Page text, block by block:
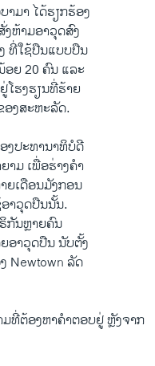
ມາ ​ໄດ້​ຮຽກຮ້ອງ​
ຫ້າມ​ອາວຸດ​ສົງ
ທີ່​ໃຊ້​ປືນ​ແບບ​ປືນ
ຍ 20 ຄົນ ​ແລະ
ຮງຮຽນ​ທີ່​ຮ້າຍ​
ງສະຫະລັດ.
ງ​ປະທາ​ນາ​ທິບໍດີ
າມ ​ເພື່ອ​ຮ່າງ​ຄໍາ
ຍ​ເດືອນ​ມັງກອນ​
າວຸດ​ປືນ​ນັ້ນ.
ກັນຫຼາຍຄົນ
ອາວຸດ​ປືນ ນັບ​ຕັ້ງ
Newtown ລັດ
ມ​ທີ່​ຕ້ອງ​ຫາ​ຄໍາ​ຕອບ​ຢູ່ ຫຼັງຈາກ